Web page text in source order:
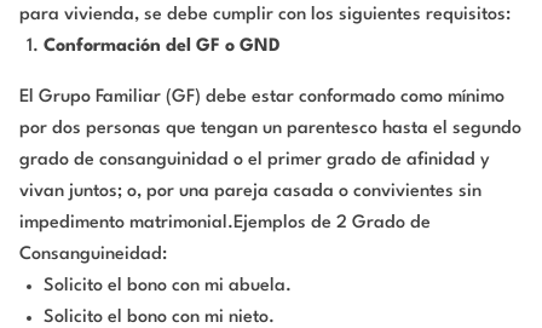
para vivienda, se debe cumplir con los siguientes requisitos:
Conformación del GF o GND
El Grupo Familiar (GF) debe estar conformado como mínimo
por dos personas que tengan un parentesco hasta el segundo
grado de consanguinidad o el primer grado de afinidad y
vivan juntos; o, por una pareja casada o convivientes sin
impedimento matrimonial.Ejemplos de 2 Grado de
Consanguineidad:
Solicito el bono con mi abuela.
Solicito el bono con mi nieto.